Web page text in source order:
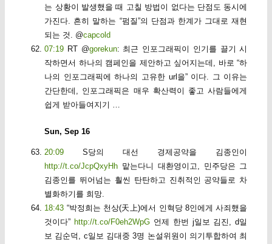
는 상황이 발생했을 때 고칠 방법이 없다는 단점도 동시에
가진다. 흔히 말하는 “펌질”의 단점과 한계가 그대로 재현
되는 것. @capcold
07:19 RT @gorekun: 최근 인포그래픽이 인기를 끌기 시
작하면서 하나의 캠페인을 제안하고 싶어지는데, 바로 “하
나의 인포그래픽에 하나의 고유한 url을” 이다. 그 이유는
간단한데, 인포그래픽은 매우 확산력이 좋고 사람들에게
쉽게 받아들여지기 …
Sun, Sep 16
20:09
S당의 대선 경제공약을 김종인이
http://t.co/JcpQxyHh 맡는다니 대환영이고, 민주당은 그
김종인를 뛰어넘는 훨씬 탄탄하고 진취적인 공약들로 차
별화하기를 희망.
18:43 “박정희는 천상(天上)에서 인혁당 8인에게 사죄했을
것이다” http://t.co/F0eh2WpG 언제 한번 j일보 김진, d일
보 김순덕, c일보 김대중 3명 논설위원이 의기투합하여 최